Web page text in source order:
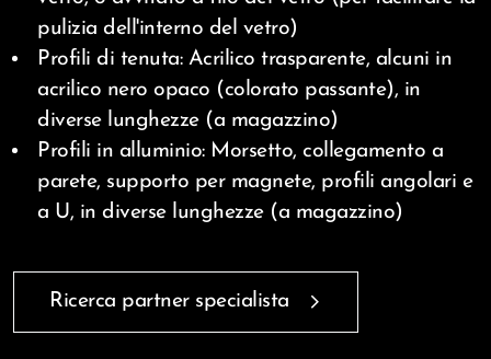
pulizia dell'interno del vetro)
Profili di tenuta: Acrilico trasparente, alcuni in
acrilico nero opaco (colorato passante), in
diverse lunghezze (a magazzino)
Profili in alluminio: Morsetto, collegamento a
parete, supporto per magnete, profili angolari e
a U, in diverse lunghezze (a magazzino)
Ricerca partner specialista